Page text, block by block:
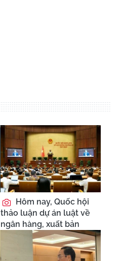
Hôm nay, Quốc hội
thảo luận dự án luật về
ngân hàng, xuất bản